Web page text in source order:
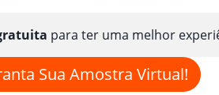
para ter uma melhor
Sua Amostra Virtual!